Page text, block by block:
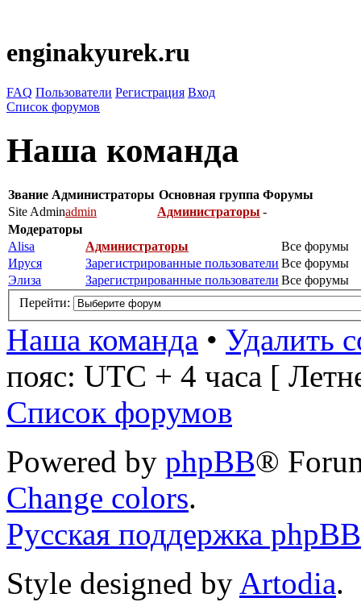
enginakyurek.ru
FAQ Пользователи Регистрация Вход
Список форумов
Наша команда
Звание Администраторы Основная группа Форумы
Site Adminadmin Администраторы -
Модераторы
Alisa
Администраторы
Все форумы
Ируся
Зарегистрированные пользователи Все форумы
Элиза
Зарегистрированные пользователи Все форумы
Перейти:
Наша команда • Удалить
пояс: UTC + 4 часа [
Список форумов
Powered by phpBB®
Change colors.
Русская поддержка phpBB
Style designed by Artodia.